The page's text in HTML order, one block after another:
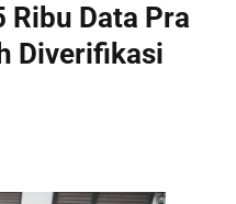
Ribu Data Pra
Diverifikasi